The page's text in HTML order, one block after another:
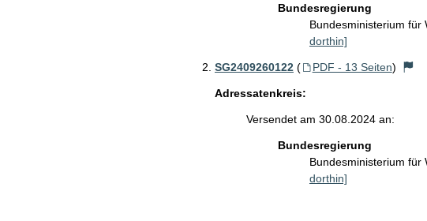
Bundesregierung
Bundesministerium für
dorthin]
SG2409260122 ( PDF - 13 Seiten)
Adressatenkreis:
Versendet am 30.08.2024 an:
Bundesregierung
Bundesministerium für
dorthin]